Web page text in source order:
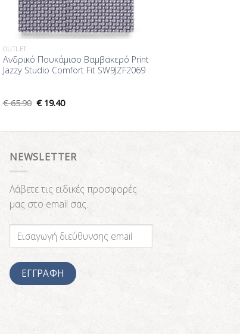
OUTLET
Ανδρικό Πουκάμισο Βαμβακερό Print
Jazzy Studio Comfort Fit SW9JZF2069
€65.90 €19.40
NEWSLETTER
Λάβετε τις ειδικές προσφορές
μας στο email σας.